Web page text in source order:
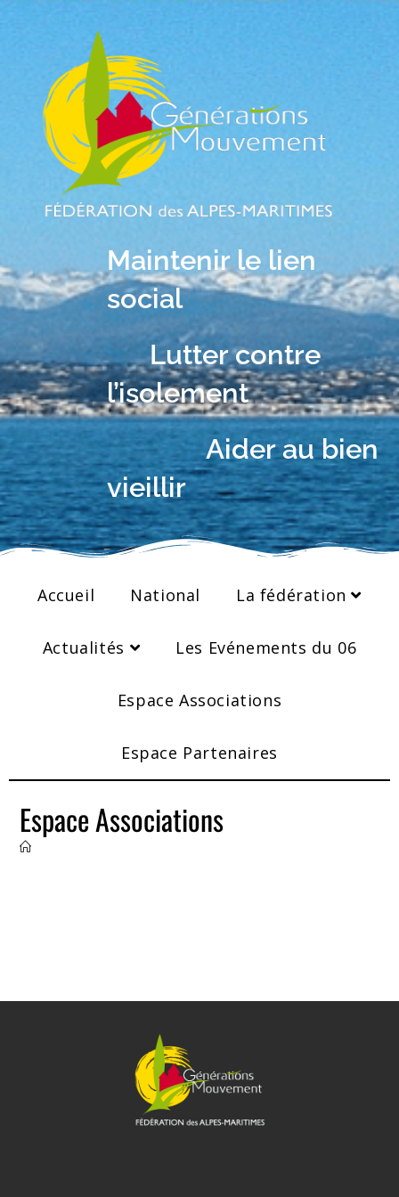
Maintenir le lien
social
Lutter contre
l’isolement
Aider au bien
vieillir
Accueil National La fédération
Actualités Les Evénements du 06
Espace Associations
Espace Partenaires
Espace Associations